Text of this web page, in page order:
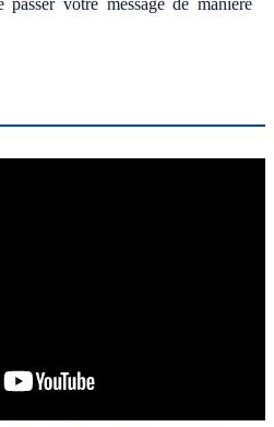
votre message de manière